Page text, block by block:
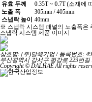
유효 두께
0.35T ~ 0.7T (소재에
노출 폭
305mm / 405mm
스냅락 높이 40mm
※ 스냅락 시스템 패널의 노출폭은
스냅락 시스템 제품 이미지
상호명: (주)달해기업 / 등록번호:
부산광역시 강서구 평강로 229번길
Copyright © DALHAE All rights